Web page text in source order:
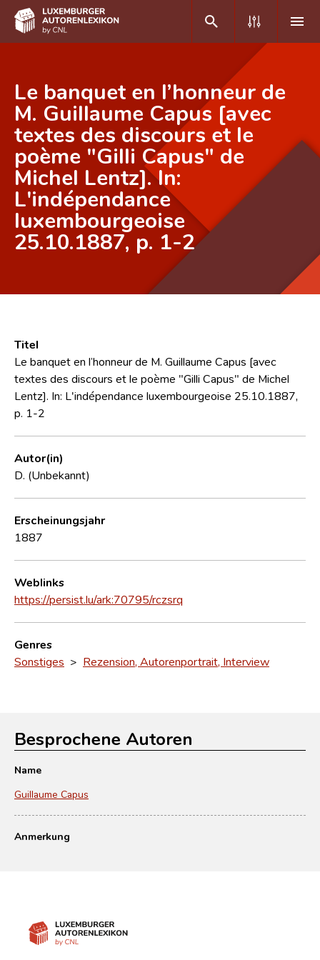
DE FR
Home
Autor(inn)en A-Z
Erweiterte Suche
Häufige Fragen und Antworten
CNL
Le banquet en l’honneur de
M. Guillaume Capus [avec
textes des discours et le
poème "Gilli Capus" de
Michel Lentz]. In:
L'indépendance
luxembourgeoise
25.10.1887, p. 1-2
Titel
Le banquet en l’honneur de M. Guillaume Capus [avec
textes des discours et le poème "Gilli Capus" de Michel
Lentz]. In: L'indépendance luxembourgeoise 25.10.1887,
p. 1-2
Autor(in)
D. (Unbekannt)
Erscheinungsjahr
1887
Weblinks
https://persist.lu/ark:70795/rczsrq
Genres
Sonstiges > Rezension, Autorenportrait, Interview
Besprochene Autoren
Name
Guillaume Capus
Anmerkung